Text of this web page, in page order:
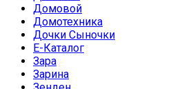
Домовой
Домотехника
Дочки Сыночки
Е-Каталог
Зара
Зарина